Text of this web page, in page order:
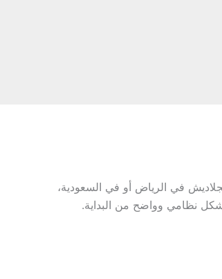
في الرياض أو في السعودية،
نظامي وواضح من البداية.